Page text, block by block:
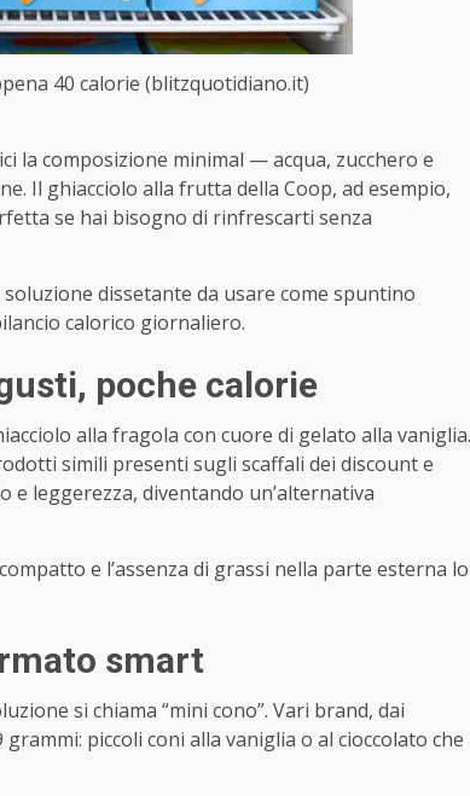
40 calorie (blitzquotidiano.it)
la composizione minimal — acqua, zucchero e
Il ghiacciolo alla frutta della Coop, ad esempio,
se hai bisogno di rinfrescarti senza
dissetante da usare come spuntino
calorico giornaliero.
poche calorie
alla fragola con cuore di gelato alla vaniglia.
simili presenti sugli scaffali dei discount e
e leggerezza, diventando un’alternativa
e l’assenza di grassi nella parte esterna lo
smart
si chiama “mini cono”. Vari brand, dai
piccoli coni alla vaniglia o al cioccolato che